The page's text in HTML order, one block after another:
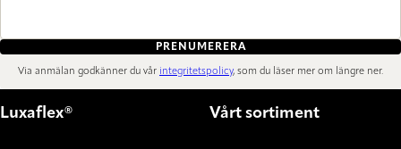
PRENUMERERA
Via anmälan godkänner du vår integritetspolicy, som du läser mer om längre ner.
Luxaflex® Vårt sortiment